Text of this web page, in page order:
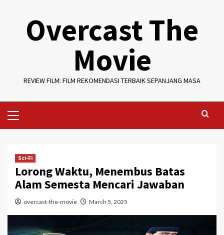
Overcast The
Movie
REVIEW FILM: FILM REKOMENDASI TERBAIK SEPANJANG MASA
Menu
Sci-Fi
Lorong Waktu, Menembus Batas
Alam Semesta Mencari Jawaban
overcast-the-movie March 5, 2025